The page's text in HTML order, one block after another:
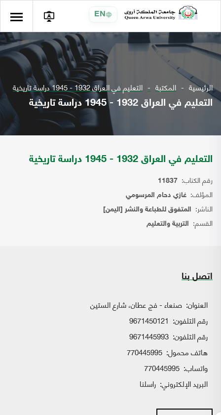
EN
الرئيسية المكتبة التعليم في العراق 1932 - 1945 دراسة تاريخية
التعليم في العراق 1932 - 1945 دراسة تاريخية
التعليم في العراق 1932 - 1945 دراسة تاريخية
رقم الكتاب: 11837
المؤلف: غازي دحام المرسومي
الناشر: المتفوق للطباعة والنشر [اليمن]
القسم: التربية والتعليم
اتصل بنا
العنوان: صنعاء - فج عطان، شارع الستين
رقم التلفون: 9671450121
رقم التلفون: 9671445993
هاتف محمول: 770445995
واتساب:
البريد الإلكتروني: راسلنا